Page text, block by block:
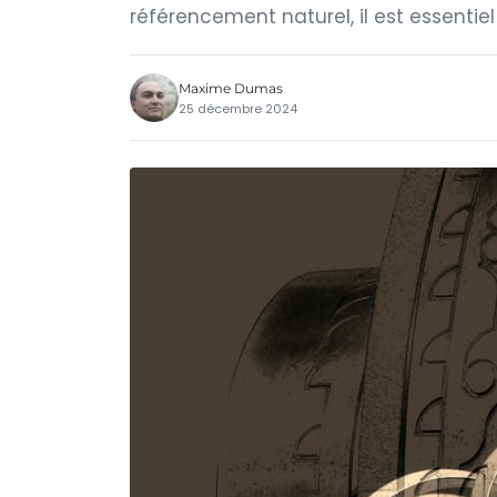
référencement naturel, il est
Maxime Dumas
25 décembre 2024